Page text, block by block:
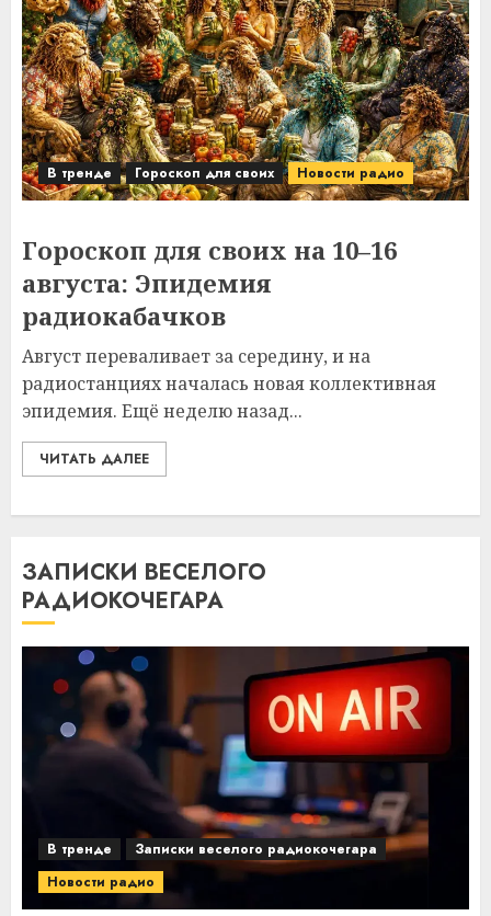
В тренде Гороскоп для своих Новости радио
Гороскоп для своих на 10–16
августа: Эпидемия
радиокабачков
Август переваливает за середину, и на
радиостанциях началась новая коллективная
эпидемия. Ещё неделю назад...
ЧИТАТЬ ДАЛЕЕ
ЗАПИСКИ ВЕСЕЛОГО
РАДИОКОЧЕГАРА
В тренде
Записки веселого радиокочегара
Новости радио